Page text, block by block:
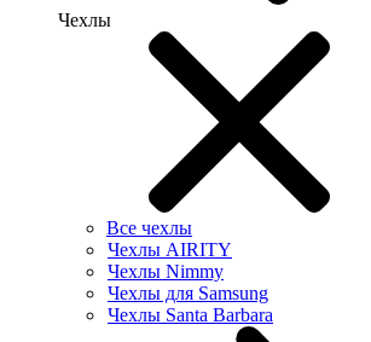
Чехлы
Все чехлы
Чехлы AIRITY
Чехлы Nimmy
Чехлы для Samsung
Чехлы Santa Barbara